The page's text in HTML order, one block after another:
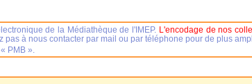
de la Médiathèque de l'IMEP. L'encodage de nos
à nous contacter par mail ou par téléphone pour de plus
PMB ».